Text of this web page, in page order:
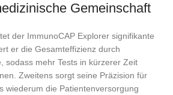
Gemeinschaft
der ImmunoCAP Explorer signifikante
er die Gesamteffizienz durch
sodass mehr Tests in kürzerer Zeit
Zweitens sorgt seine Präzision für
wiederum die Patientenversorgung